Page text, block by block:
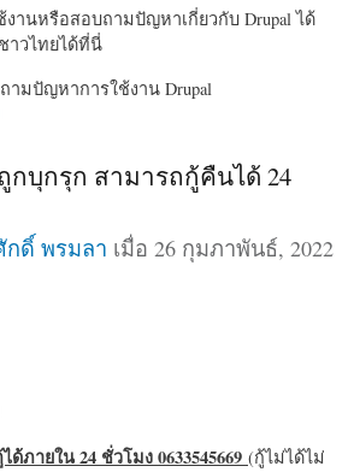
านหรือสอบถามปัญหาเกี่ยวกับ Drupal ได้
าวไทยได้ที่นี่
ามปัญหาการใช้งาน Drupal
กบุกรุก สามารถกู้คืนได้ 24
กดิ์ พรมลา เมื่อ 26 กุมภาพันธ์, 2022
ภายใน 24 ชั่วโมง 0633545669 (กู้ไม่ได้ไม่